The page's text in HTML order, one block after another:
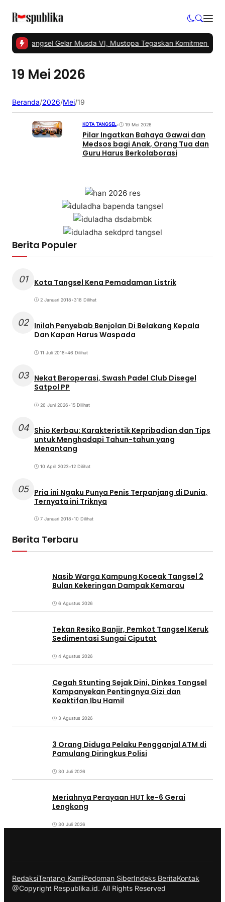
PKS Tangsel Gelar Musda VI, Mustopa Tegaskan Komitmen PKS
19 Mei 2026
Beranda/2026/Mei/19
KOTA TANGSEL• 19 Mei 2026
Pilar Ingatkan Bahaya Gawai dan
Medsos bagi Anak, Orang Tua dan
Guru Harus Berkolaborasi
Berita Populer
01 Kota Tangsel Kena Pemadaman Listrik
2 Januari 2018•318 Dilihat
02 Inilah Penyebab Benjolan Di Belakang Kepala
Dan Kapan Harus Waspada
11 Juli 2018•46 Dilihat
03 Nekat Beroperasi, Swash Padel Club Disegel
Satpol PP
26 Juni 2026•15 Dilihat
04 Shio Kerbau: Karakteristik Kepribadian dan Tips
untuk Menghadapi Tahun-tahun yang
Menantang
10 April 2023•12 Dilihat
05 Pria ini Ngaku Punya Penis Terpanjang di Dunia,
Ternyata ini Triknya
7 Januari 2018•10 Dilihat
Berita Terbaru
Nasib Warga Kampung Koceak Tangsel 2
Bulan Kekeringan Dampak Kemarau
6 Agustus 2026
Tekan Resiko Banjir, Pemkot Tangsel Keruk
Sedimentasi Sungai Ciputat
4 Agustus 2026
Cegah Stunting Sejak Dini, Dinkes Tangsel
Kampanyekan Pentingnya Gizi dan
Keaktifan Ibu Hamil
3 Agustus 2026
3 Orang Diduga Pelaku Pengganjal ATM di
Pamulang Diringkus Polisi
30 Juli 2026
Meriahnya Perayaan HUT ke-6 Gerai
Lengkong
30 Juli 2026
RedaksiTentang KamiPedoman SiberIndeks BeritaKontak
@Copyright Respublika.id. All Rights Reserved